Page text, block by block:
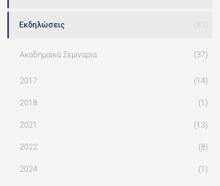
Εκδηλώσεις (83)
Ακαδημαϊκά Σεμιναρία (37)
2017 (14)
2018 (1)
2021 (13)
2022 (8)
2024 (1)